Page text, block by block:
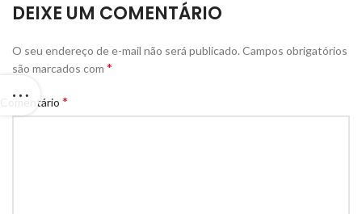
DEIXE UM COMENTÁRIO
O seu endereço de e-mail não será publicado. Campos obrigatórios
são marcados com *
Comentário *